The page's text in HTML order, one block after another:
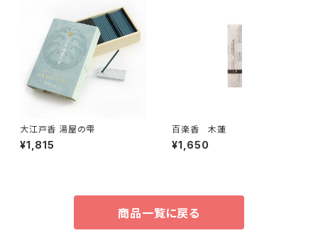
大江戸香 湯屋の雫
¥1,815
百楽香 木蓮
¥1,650
商品一覧に戻る